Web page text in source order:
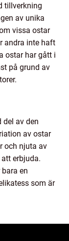
tillverkning
av unika
vissa ostar
andra inte haft
ostar har gått i
på grund av
del av den
av ostar
och njuta av
erbjuda.
en
som är